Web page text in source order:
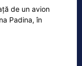
de un avion
Padina, în